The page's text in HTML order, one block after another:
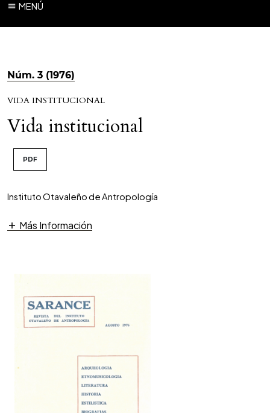
MENÚ
Núm. 3 (1976)
VIDA INSTITUCIONAL
Vida institucional
PDF
Instituto Otavaleño de Antropología
Más Información